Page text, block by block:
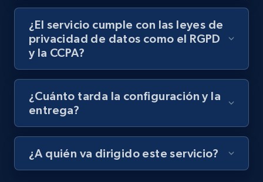
¿El servicio cumple con las leyes de
privacidad de datos como el RGPD
y la CCPA?
¿Cuánto tarda la configuración y la
entrega?
¿A quién va dirigido este servicio?